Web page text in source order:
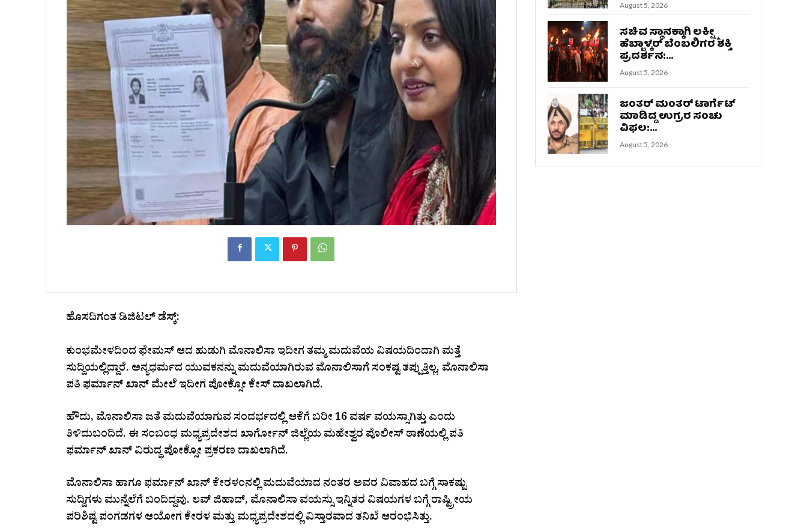
ಹೊಸದಿಗಂತ ಡಿಜಿಟಲ್‌ ಡೆಸ್ಕ್‌:
ಕುಂಭಮೇಳದಿಂದ ಫೇಮಸ್‌ ಆದ ಹುಡುಗಿ ಮೊನಾಲಿಸಾ ಇದೀಗ ತಮ್ಮ ಮದುವೆಯ ವಿಷಯದಿಂದಾಗಿ ಮತ್ತೆ
ಸುದ್ದಿಯಲ್ಲಿದ್ದಾರೆ. ಅನ್ಯಧರ್ಮದ ಯುವಕನನ್ನು ಮದುವೆಯಾಗಿರುವ ಮೊನಾಲಿಸಾಗೆ ಸಂಕಷ್ಟ ತಪ್ಪುತ್ತಿಲ್ಲ. ಮೊನಾಲಿಸಾ
ಪತಿ ಫರ್ಮಾನ್‌ ಖಾನ್‌ ಮೇಲೆ ಇದೀಗ ಪೋಕ್ಸೋ ಕೇಸ್‌ ದಾಖಲಾಗಿದೆ.
ಹೌದು, ಮೊನಾಲಿಸಾ ಜತೆ ಮದುವೆಯಾಗುವ ಸಂದರ್ಭದಲ್ಲಿ ಆಕೆಗೆ ಬರೀ 16 ವರ್ಷ ವಯಸ್ಸಾಗಿತ್ತು ಎಂದು
ತಿಳಿದುಬಂದಿದೆ. ಈ ಸಂಬಂಧ ಮಧ್ಯಪ್ರದೇಶದ ಖಾರ್ಗೋನ್ ಜಿಲ್ಲೆಯ ಮಹೇಶ್ವರ ಪೊಲೀಸ್ ಠಾಣೆಯಲ್ಲಿ ಪತಿ
ಫರ್ಮಾನ್ ಖಾನ್ ವಿರುದ್ಧ ಪೋಕ್ಸೋ ಪ್ರಕರಣ ದಾಖಲಾಗಿದೆ.
ಮೊನಾಲಿಸಾ ಹಾಗೂ ಫರ್ಮಾನ್‌ ಖಾನ್‌ ಕೇರಳಂನಲ್ಲಿ ಮದುವೆಯಾದ ನಂತರ ಅವರ ವಿವಾಹದ ಬಗ್ಗೆ ಸಾಕಷ್ಟು
ಸುದ್ದಿಗಳು ಮುನ್ನೆಲೆಗೆ ಬಂದಿದ್ದವು. ಲವ್‌ ಜಿಹಾದ್‌, ಮೊನಾಲಿಸಾ ವಯಸ್ಸು ಇನ್ನಿತರ ವಿಷಯಗಳ ಬಗ್ಗೆ ರಾಷ್ಟ್ರೀಯ
ಪರಿಶಿಷ್ಟ ಪಂಗಡಗಳ ಆಯೋಗ ಕೇರಳ ಮತ್ತು ಮಧ್ಯಪ್ರದೇಶದಲ್ಲಿ ವಿಸ್ತಾರವಾದ ತನಿಖೆ ಆರಂಭಿಸಿತ್ತು.
August 5, 2026
ಸಚಿವ ಸ್ಥಾನಕ್ಕಾಗಿ ಲಕ್ಷ್ಮೀ
ಹೆಬ್ಬಾಳ್ಕರ್ ಬೆಂಬಲಿಗರ ಶಕ್ತಿ
ಪ್ರದರ್ಶನ:...
August 5, 2026
ಜಂತರ್ ಮಂತರ್ ಟಾರ್ಗೆಟ್
ಮಾಡಿದ್ದ ಉಗ್ರರ ಸಂಚು
ವಿಫಲ:...
August 5, 2026